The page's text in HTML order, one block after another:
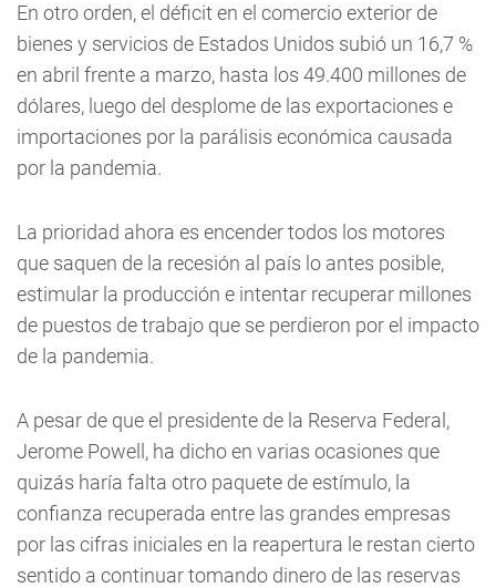
En otro orden, el déficit en el comercio exterior de
bienes y servicios de Estados Unidos subió un 16,7 %
en abril frente a marzo, hasta los 49.400 millones de
dólares, luego del desplome de las exportaciones e
importaciones por la parálisis económica causada
por la pandemia.
La prioridad ahora es encender todos los motores
que saquen de la recesión al país lo antes posible,
estimular la producción e intentar recuperar millones
de puestos de trabajo que se perdieron por el impacto
de la pandemia.
A pesar de que el presidente de la Reserva Federal,
Jerome Powell, ha dicho en varias ocasiones que
quizás haría falta otro paquete de estímulo, la
confianza recuperada entre las grandes empresas
por las cifras iniciales en la reapertura le restan cierto
sentido a continuar tomando dinero de las reservas